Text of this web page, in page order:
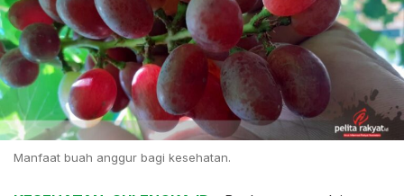
Manfaat buah anggur bagi kesehatan.